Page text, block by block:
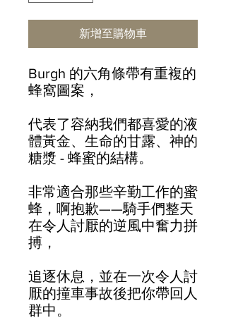
新增至購物車
Burgh 的六角條帶有重複的
蜂窩圖案，
代表了容納我們都喜愛的液
體黃金、生命的甘露、神的
糖漿 - 蜂蜜的結構。
非常適合那些辛勤工作的蜜
蜂，啊抱歉——騎手們整天
在令人討厭的逆風中奮力拼
搏，
追逐休息，並在一次令人討
厭的撞車事故後把你帶回人
群中。